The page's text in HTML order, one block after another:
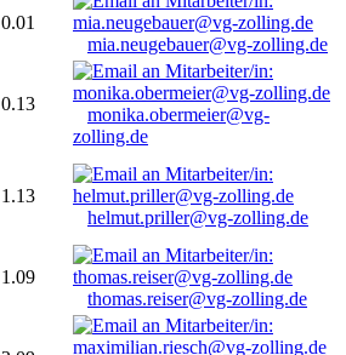
0.01
mia.neugebauer@vg-zolling.de
0.13
monika.obermeier@vg-
zolling.de
1.13
helmut.priller@vg-zolling.de
1.09
thomas.reiser@vg-zolling.de